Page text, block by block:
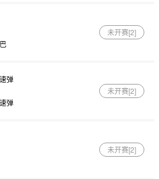
未开赛[2]
弹
弹
未开赛[2]
未开赛[2]